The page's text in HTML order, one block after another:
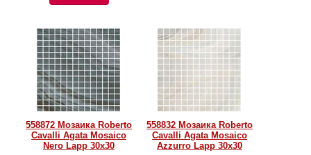
558872 Мозаика Roberto
Cavalli Agata Mosaico
Nero Lapp 30x30
558832 Мозаика Roberto
Cavalli Agata Mosaico
Azzurro Lapp 30x30